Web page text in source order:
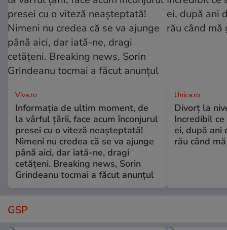
Viva.ro
Informația de ultim moment, de
la vârful țării, face acum înconjurul
presei cu o viteză neașteptată!
Nimeni nu credea că se va ajunge
până aici, dar iată-ne, dragi
cetățeni. Breaking news, Sorin
Grindeanu tocmai a făcut anunțul
Unica.ro
Divorț la
Incredibil
ei, după ani
rău când
GSP